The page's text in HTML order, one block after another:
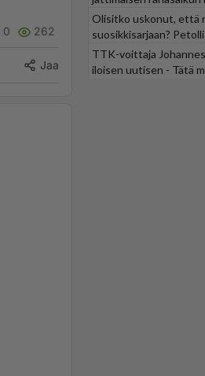
0 262
Jaa
Olisitko uskonut, että
suosikkisarjaan?
jättiyllätyksellä
TTK-voittaja
iloisen uutisen - Tätä